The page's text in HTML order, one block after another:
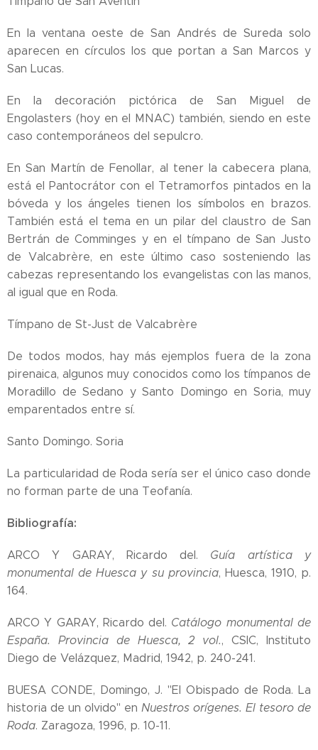
En la ventana oeste de San Andrés de Sureda solo
aparecen en círculos los que portan a San Marcos y
San Lucas.
En la decoración pictórica de San Miguel de
Engolasters (hoy en el MNAC) también, siendo en este
caso contemporáneos del sepulcro.
En San Martín de Fenollar, al tener la cabecera plana,
está el Pantocrátor con el Tetramorfos pintados en la
bóveda y los ángeles tienen los símbolos en brazos.
También está el tema en un pilar del claustro de San
Bertrán de Comminges y en el tímpano de San Justo
de Valcabrère, en este último caso sosteniendo las
cabezas representando los evangelistas con las manos,
al igual que en Roda.
Tímpano de St-Just de Valcabrère
De todos modos, hay más ejemplos fuera de la zona
pirenaica, algunos muy conocidos como los tímpanos de
Moradillo de Sedano y Santo Domingo en Soria, muy
emparentados entre sí.
Santo Domingo. Soria
La particularidad de Roda sería ser el único caso donde
no forman parte de una Teofanía.
Bibliografía:
ARCO Y GARAY, Ricardo del. Guía artística y
monumental de Huesca y su provincia, Huesca, 1910, p.
164.
ARCO Y GARAY, Ricardo del. Catálogo monumental de
España. Provincia de Huesca, 2 vol., CSIC, Instituto
Diego de Velázquez, Madrid, 1942, p. 240-241.
BUESA CONDE, Domingo, J. "El Obispado de Roda. La
historia de un olvido" en Nuestros orígenes. El tesoro de
Roda. Zaragoza, 1996, p. 10-11.